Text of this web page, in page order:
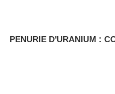
PENURIE D'URANIUM :